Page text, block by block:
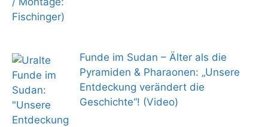
Funde im Sudan – Älter als die
Pyramiden & Pharaonen: „Unsere
Entdeckung verändert die
Geschichte“! (Video)